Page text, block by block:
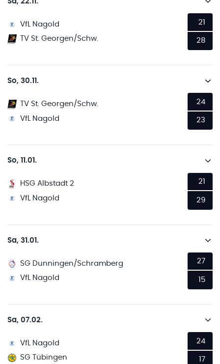
VfL Nagold
TV St. Georgen/Schw.
21
28
So, 30.11.
TV St. Georgen/Schw.
VfL Nagold
24
23
So, 11.01.
HSG Albstadt 2
VfL Nagold
21
29
Sa, 31.01.
SG Dunningen/Schramberg
VfL Nagold
27
15
Sa, 07.02.
VfL Nagold
SG Tübingen
24
17